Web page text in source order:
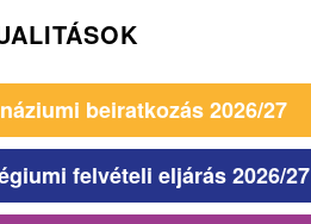
beiratkozás 2026/27
felvételi eljárás 2026/27